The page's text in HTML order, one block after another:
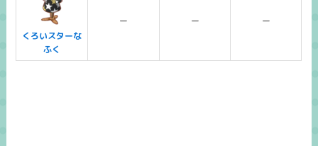
くろいスターな
ふく
ー ー ー